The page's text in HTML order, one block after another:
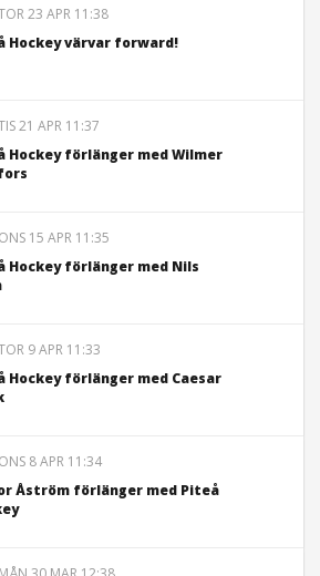
23 APR 11:38
Hockey värvar forward!
21 APR 11:37
Hockey förlänger med Wilmer
ONS 15 APR 11:35
Hockey förlänger med Nils
9 APR 11:33
Hockey förlänger med Caesar
ONS 8 APR 11:34
Åström förlänger med Piteå